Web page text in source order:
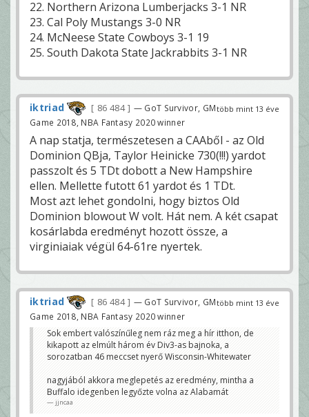
22. Northern Arizona Lumberjacks 3-1 NR
23. Cal Poly Mustangs 3-0 NR
24. McNeese State Cowboys 3-1 19
25. South Dakota State Jackrabbits 3-1 NR
több mint 13 éve
iktriad 86 484
— GoT Survivor, GM
Game 2018, NBA Fantasy 2020 winner
A nap statja, természetesen a CAAből - az Old
Dominion QBja, Taylor Heinicke 730(!!!) yardot
passzolt és 5 TDt dobott a New Hampshire
ellen. Mellette futott 61 yardot és 1 TDt.
Most azt lehet gondolni, hogy biztos Old
Dominion blowout W volt. Hát nem. A két csapat
kosárlabda eredményt hozott össze, a
virginiaiak végül 64-61re nyertek.
több mint 13 éve
iktriad 86 484
— GoT Survivor, GM
Game 2018, NBA Fantasy 2020 winner
Sok embert valószínűleg nem ráz meg a hír itthon, de
kikapott az elmúlt három év Div3-as bajnoka, a
sorozatban 46 meccset nyerő Wisconsin-Whitewater
nagyjából akkora meglepetés az eredmény, mintha a
Buffalo idegenben legyőzte volna az Alabamát
jjncaa